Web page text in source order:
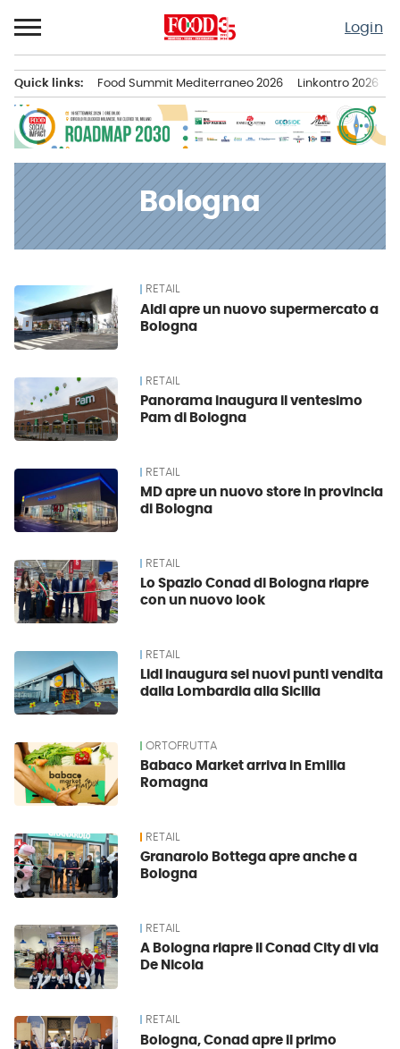
al
contenuto
Login
principale
Quick links: Food Summit Mediterraneo 2026 Linkontro 2026
Bologna
News RETAIL
Aldi apre un nuovo supermercato a
Bologna
RETAIL
Panorama inaugura il ventesimo
Pam di Bologna
RETAIL
MD apre un nuovo store in provincia
di Bologna
RETAIL
Lo Spazio Conad di Bologna riapre
con un nuovo look
RETAIL
Lidl inaugura sei nuovi punti vendita
dalla Lombardia alla Sicilia
ORTOFRUTTA
Babaco Market arriva in Emilia
Romagna
RETAIL
Granarolo Bottega apre anche a
Bologna
RETAIL
A Bologna riapre il Conad City di via
De Nicola
RETAIL
Bologna, Conad apre il primo